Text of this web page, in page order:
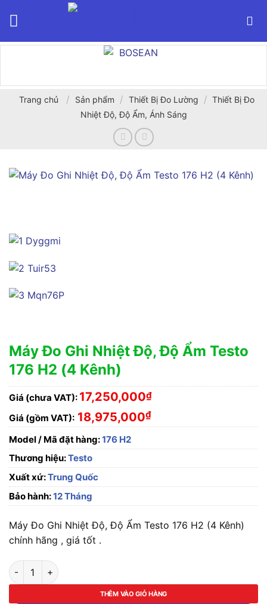
Trang chủ / Sản phẩm / Thiết Bị Đo Lường / Thiết Bị Đo
Nhiệt Độ, Độ Ẩm, Ánh Sáng
Máy Đo Ghi Nhiệt Độ, Độ Ẩm Testo
176 H2 (4 Kênh)
Giá (chưa VAT): 17,250,000₫
Giá (gồm VAT): 18,975,000₫
Model / Mã đặt hàng:176 H2
Thương hiệu:Testo
Xuất xứ:Trung Quốc
Bảo hành:12 Tháng
Máy Đo Ghi Nhiệt Độ, Độ Ẩm Testo 176 H2 (4 Kênh)
chính hãng , giá tốt .
Máy Đo Ghi Nhiệt Độ, Độ Ẩm Testo 176 H2 (4 Kênh) số lượng
THÊM VÀO GIỎ HÀNG